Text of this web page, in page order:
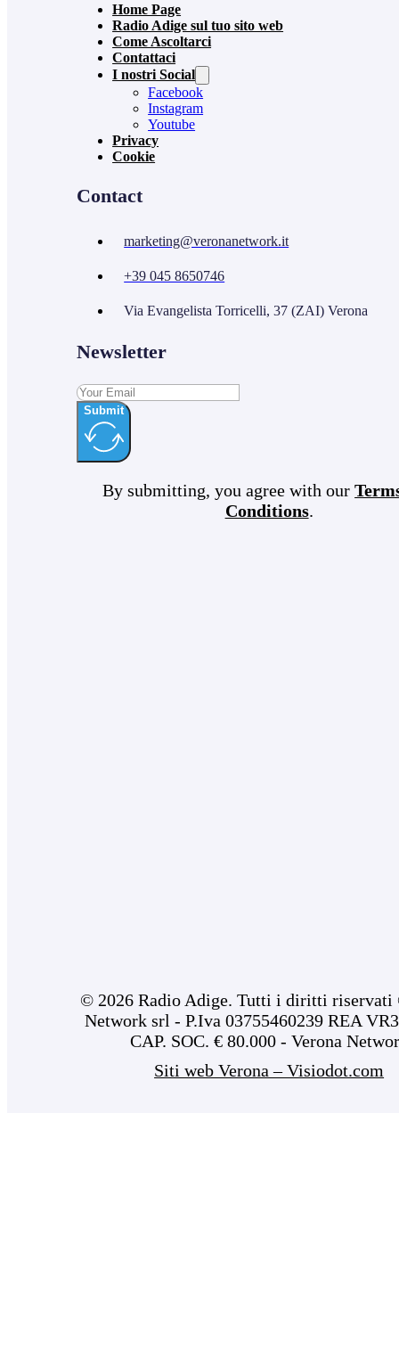
Home Page
Radio Adige sul tuo sito web
Come Ascoltarci
Contattaci
I nostri Social
Facebook
Instagram
Youtube
Privacy
Cookie
Contact
marketing@veronanetwork.it
+39 045 8650746
Via Evangelista Torricelli, 37 (ZAI) Verona
Newsletter
Submit
By submitting, you agree with our
Conditions.
© 2026 Radio Adige. Tutti i diritti riservati
Network srl - P.Iva 03755460239 REA
CAP. SOC. € 80.000 - Verona
Siti web Verona – Visiodot.com